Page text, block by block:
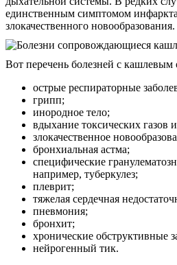
единственным симптомом
злокачественного новообразования.
Вот перечень болезней с
острые респираторные
грипп;
инородное тело;
вдыхание токсических газов
злокачественное
бронхиальная астма;
специфические
например, туберкулез;
плеврит;
тяжелая сердечная
пневмония;
бронхит;
хронические обструктивные
нейрогенный тик.